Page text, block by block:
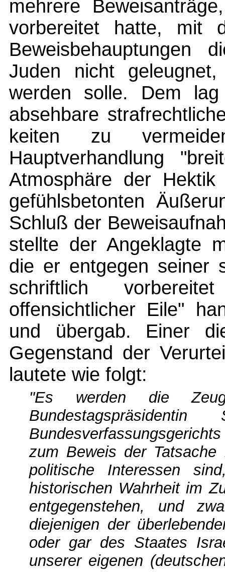
mehrere
vorbereitet hatte, mit
Beweisbehauptungen
Juden nicht
werden solle. Dem
absehbare
keiten zu
Hauptverhandlung
Atmosphäre der
gefühlsbetonten
Schluß der
stellte der Angeklagte
die er entgegen seiner
schriftlich
offensichtlicher Eile"
und übergab. Einer
Gegenstand der
lautete wie folgt:
"Es werden die
zum Beweis der
politische Interessen
historischen Wahrheit im
entgegenstehen, und
diejenigen der
oder gar des Staates
unserer eigenen